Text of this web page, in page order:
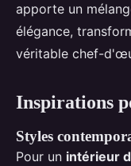
apporte un
élégance,
véritable chef-
Inspirations
Styles
Pour un intérieur